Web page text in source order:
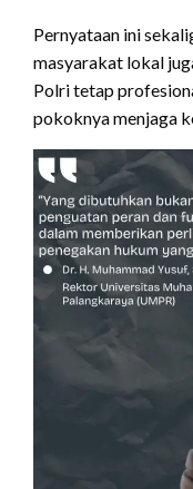
Pernyataan ini
masyarakat lokal
Polri tetap
pokoknya menjaga